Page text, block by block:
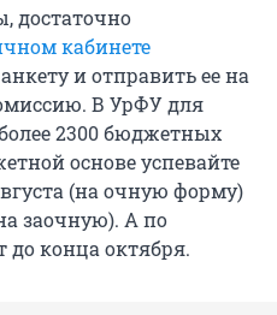
достаточно
кабинете
и отправить ее на
В УрФУ для
2300 бюджетных
основе успевайте
(на очную форму)
заочную). А по
конца октября.